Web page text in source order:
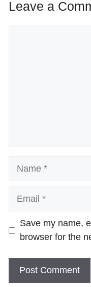
Leave a
Website
Save my name,
browser for the